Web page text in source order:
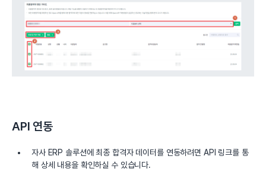
API 연동
자사 ERP 솔루션에 최종 합격자 데이터를 연동하려면 API 링크를 통
해 상세 내용을 확인하실 수 있습니다.